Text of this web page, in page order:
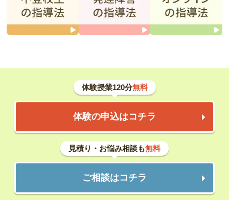
体験授業120分無料
体験の申込はコチラ
見積り・お悩み相談も無料
ご相談はコチラ